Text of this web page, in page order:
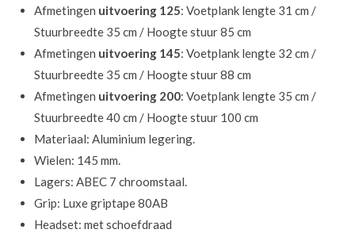
Afmetingen uitvoering 125: Voetplank lengte 31 cm /
Stuurbreedte 35 cm / Hoogte stuur 85 cm
Afmetingen uitvoering 145: Voetplank lengte 32 cm /
Stuurbreedte 35 cm / Hoogte stuur 88 cm
Afmetingen uitvoering 200: Voetplank lengte 35 cm /
Stuurbreedte 40 cm / Hoogte stuur 100 cm
Materiaal: Aluminium legering.
Wielen: 145 mm.
Lagers: ABEC 7 chroomstaal.
Grip: Luxe griptape 80AB
Headset: met schoefdraad